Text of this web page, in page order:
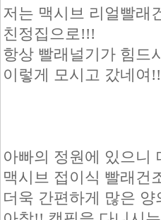
저는 맥시브 리얼빨래
친정집으로!!!
항상 빨래널기가 힘드
이렇게 모시고 갔네여!!
아빠의 정원에 있으니
맥시브 접이식 빨래건
더욱 간편하게 많은